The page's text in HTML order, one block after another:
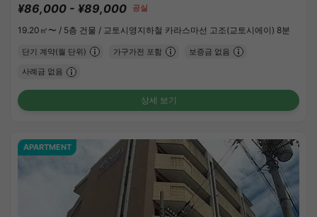
¥86,000 - ¥89,000 공실
19.20㎡〜 / 5층 건물 / 교토시영지하철 카라스마선 고조(교토시에이) 8분
단기 계약(월 단위) 가구가전 포함 보증금 없음
사례금 없음
상세 보기
APARTMENT